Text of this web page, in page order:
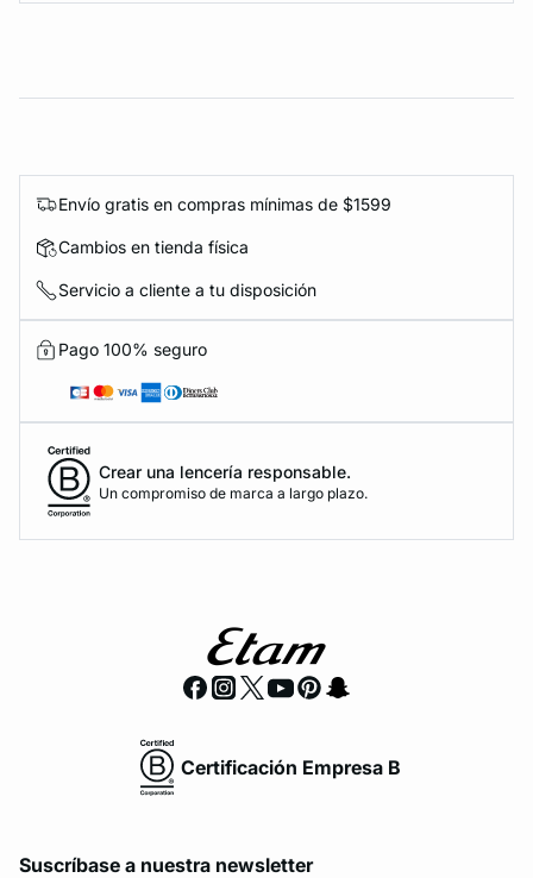
Envío gratis en compras mínimas de $1599
Cambios en tienda física
Servicio a cliente a tu disposición
Pago 100% seguro
Crear una lencería responsable.
Un compromiso de marca a largo plazo.
Certificación Empresa B
Suscríbase a nuestra newsletter